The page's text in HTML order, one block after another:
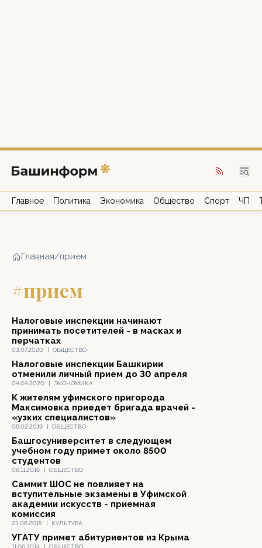
Главное Политика Экономика Общество Спорт ЧП
Главная/прием
#прием
03.07.2020 | ОБЩЕСТВО
Налоговые инспекции начинают
принимать посетителей - в масках и
перчатках
04.04.2020 | ЭКОНОМИКА
Налоговые инспекции Башкирии
отменили личный прием до 30 апреля
06.02.2019 | ОБЩЕСТВО
К жителям уфимского пригорода
Максимовка приедет бригада врачей -
«узких специалистов»
06.11.2016 | ОБЩЕСТВО
Башгосуниверситет в следующем
учебном году примет около 8500
студентов
23.06.2015 | КУЛЬТУРА
Саммит ШОС не повлияет на
вступительные экзамены в Уфимской
академии искусств - приемная
комиссия
11.06.2014 | ОБЩЕСТВО
УГАТУ примет абитуриентов из Крыма